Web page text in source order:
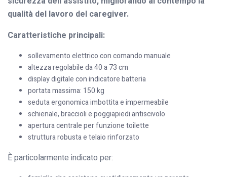
qualità del lavoro del caregiver.
Caratteristiche principali:
sollevamento elettrico con comando manuale
altezza regolabile da 40 a 73 cm
display digitale con indicatore batteria
portata massima: 150 kg
seduta ergonomica imbottita e impermeabile
schienale, braccioli e poggiapiedi antiscivolo
apertura centrale per funzione toilette
struttura robusta e telaio rinforzato
È particolarmente indicato per: